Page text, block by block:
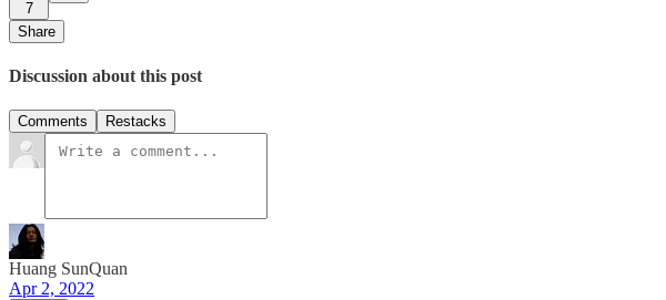
7
Share
Discussion about this post
Comments Restacks
Huang SunQuan
Apr 2, 2022